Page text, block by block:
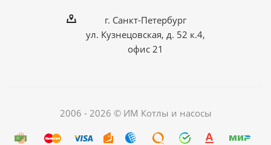
г. Санкт-Петербург
ул. Кузнецовская, д. 52 к.4,
офис 21
2006 - 2026 © ИМ Котлы и насосы